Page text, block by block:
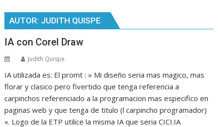
AUTOR: JUDITH QUISPE
IA con Corel Draw
Judith Quispe
IA utilizada es: El promt : » Mi diseño seria mas magico, mas
florar y clasico pero fivertido que tenga referencia a
carpinchos referenciado a la programacion mas especifico en
paginas web y que tenga de titulo (l carpincho programador)
«. Logo de la ETP utilice la misma IA que seria CICI.IA